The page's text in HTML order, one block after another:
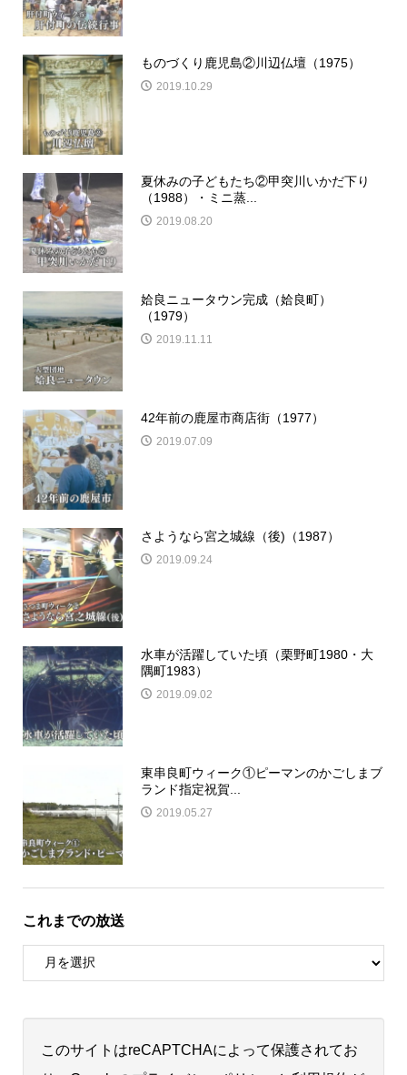
ものづくり鹿児島②川辺仏壇（1975）
2019.10.29
夏休みの子どもたち②甲突川いかだ下り
（1988）・ミニ蒸...
2019.08.20
姶良ニュータウン完成（姶良町）
（1979）
2019.11.11
42年前の鹿屋市商店街（1977）
2019.07.09
さようなら宮之城線（後)（1987）
2019.09.24
水車が活躍していた頃（栗野町1980・大
隅町1983）
2019.09.02
東串良町ウィーク①ピーマンのかごしまブ
ランド指定祝賀...
2019.05.27
これまでの放送
このサイトはreCAPTCHAによって保護されてお